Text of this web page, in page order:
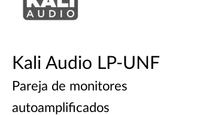
Kali Audio LP-UNF
Pareja de monitores
autoamplificados